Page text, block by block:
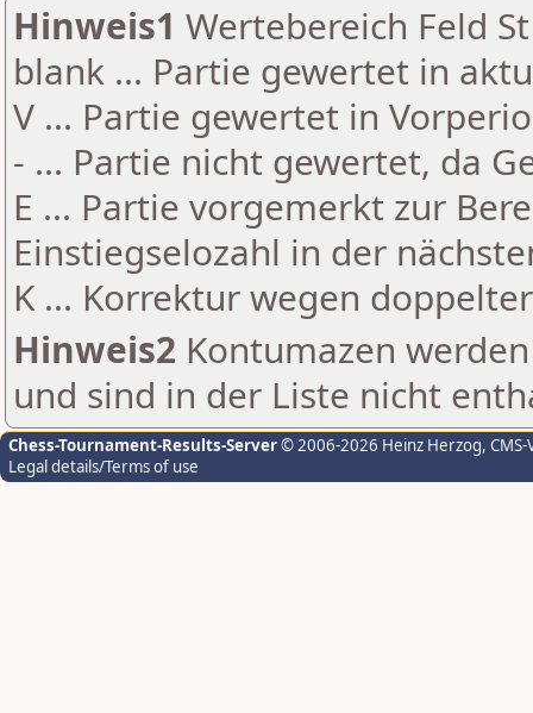
Hinweis1 Wertebereich Feld
blank ... Partie gewertet in
V ... Partie gewertet in
- ... Partie nicht gewertet, da
E ... Partie vorgemerkt zur
Einstiegselozahl in der
K ... Korrektur wegen
Hinweis2 Kontumazen
und sind in der Liste nicht
Chess-Tournament-Results-Server© 2006-2026 Heinz Herzog,
Legal details/Terms of use